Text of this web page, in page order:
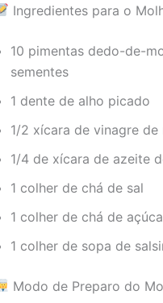
Ingredientes para o
10 pimentas dedo-de-
sementes
1 dente de alho picado
1/2 xícara de vinagre de
1/4 de xícara de azeite
1 colher de chá de sal
1 colher de chá de
1 colher de sopa de
Modo de Preparo do